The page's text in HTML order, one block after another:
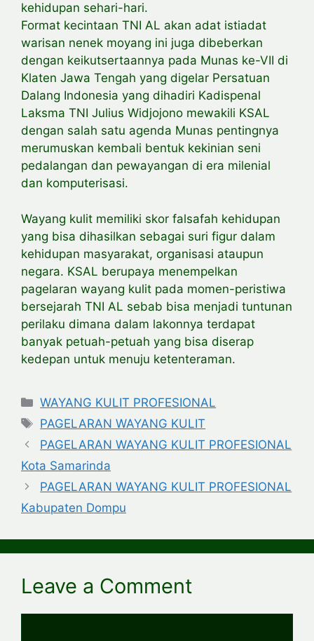
kehidupan sehari-hari.
Format kecintaan TNI AL akan adat istiadat
warisan nenek moyang ini juga dibeberkan
dengan keikutsertaannya pada Munas ke-VII di
Klaten Jawa Tengah yang digelar Persatuan
Dalang Indonesia yang dihadiri Kadispenal
Laksma TNI Julius Widjojono mewakili KSAL
dengan salah satu agenda Munas pentingnya
merumuskan kembali bentuk kekinian seni
pedalangan dan pewayangan di era milenial
dan komputerisasi.
Wayang kulit memiliki skor falsafah kehidupan
yang bisa dihasilkan sebagai suri figur dalam
kehidupan masyarakat, organisasi ataupun
negara. KSAL berupaya menempelkan
pagelaran wayang kulit pada momen-peristiwa
bersejarah TNI AL sebab bisa menjadi tuntunan
perilaku dimana dalam lakonnya terdapat
banyak petuah-petuah yang bisa diserap
kedepan untuk menuju ketenteraman.
Categories
WAYANG KULIT PROFESIONAL
Tags
PAGELARAN WAYANG KULIT
PAGELARAN WAYANG KULIT PROFESIONAL
Kota Samarinda
PAGELARAN WAYANG KULIT PROFESIONAL
Kabupaten Dompu
Leave a Comment